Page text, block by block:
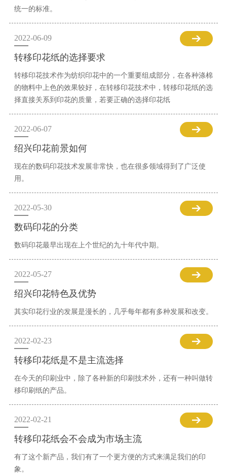
统一的标准。
2022-06-09
转移印花纸的选择要求
转移印花技术作为纺织印花中的一个重要组成部分，在各种涤棉
的物料中上色的效果较好，在转移印花技术中，转移印花纸的选
择直接关系到印花的质量，若要正确的选择印花纸
2022-06-07
绍兴印花前景如何
现在的数码印花技术发展非常快，也在很多领域得到了广泛使
用。
2022-05-30
数码印花的分类
数码印花最早出现在上个世纪的九十年代中期。
2022-05-27
绍兴印花特色及优势
其实印花行业的发展是漫长的，几乎每年都有多种发展和改变。
2022-02-23
转移印花纸是不是主流选择
在今天的印刷业中，除了各种新的印刷技术外，还有一种叫做转
移印刷纸的产品。
2022-02-21
转移印花纸会不会成为市场主流
有了这个新产品，我们有了一个更方便的方式来满足我们的印
象。